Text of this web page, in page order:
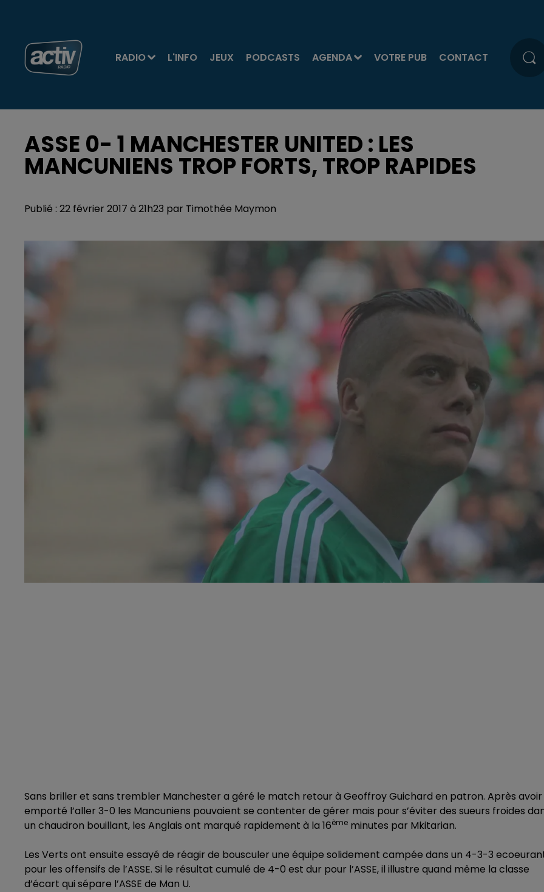
RADIO L'INFO JEUX PODCASTS AGENDA VOTRE PUB CONTACT
ASSE 0- 1 MANCHESTER UNITED : LES
MANCUNIENS TROP FORTS, TROP RAPIDES
Publié : 22 février 2017 à 21h23 par Timothée Maymon
Sans briller et sans trembler Manchester a géré le match retour à Geoffroy Guichard en patron. Après avoir
emporté l’aller 3-0 les Mancuniens pouvaient se contenter de gérer mais pour s’éviter des sueurs froides
un chaudron bouillant, les Anglais ont marqué rapidement à la 16ème minutes par Mkitarian.
Les Verts ont ensuite essayé de réagir de bousculer une équipe solidement campée dans un 4-3-3
pour les offensifs de l’ASSE. Si le résultat cumulé de 4-0 est dur pour l’ASSE, il illustre quand même la classe
d’écart qui sépare l’ASSE de Man U.